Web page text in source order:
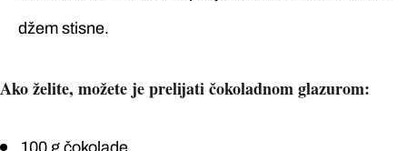
džem stisne.
Ako želite, možete je prelijati čokoladnom glazurom:
100 g čokolade